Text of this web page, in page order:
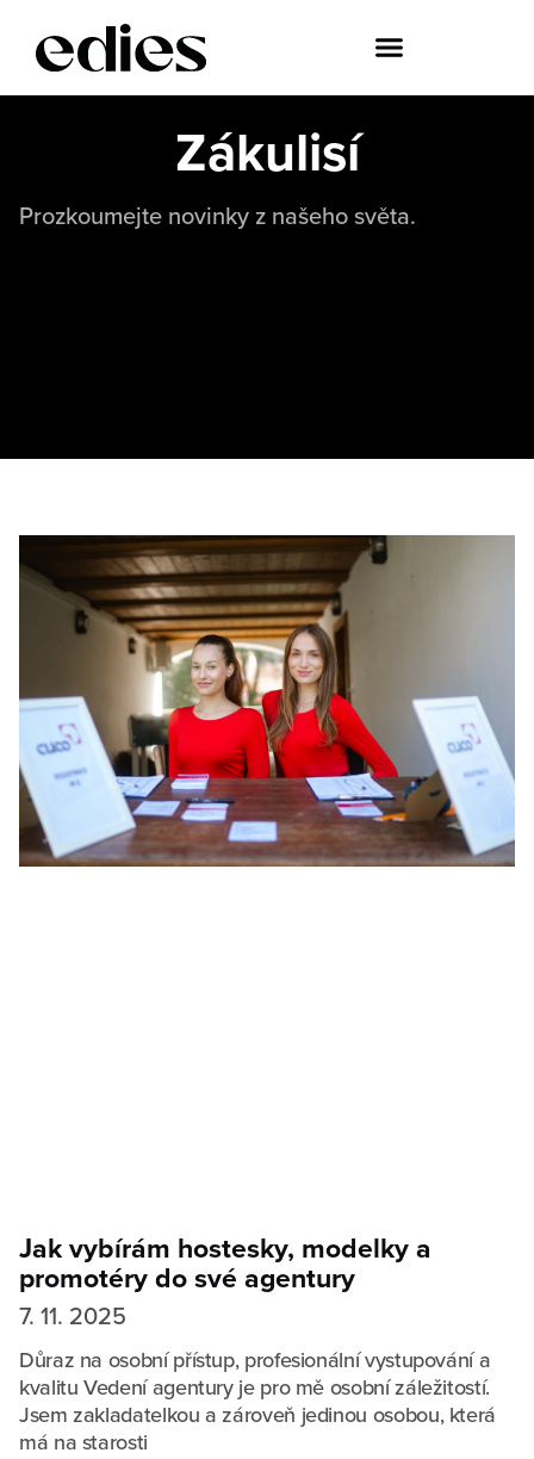
Zákulisí
Prozkoumejte novinky z našeho světa.
Jak vybírám hostesky, modelky a
promotéry do své agentury
7. 11. 2025
Důraz na osobní přístup, profesionální vystupování a
kvalitu Vedení agentury je pro mě osobní záležitostí.
Jsem zakladatelkou a zároveň jedinou osobou, která
má na starosti